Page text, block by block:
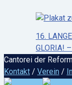
16.
GLORIA!
Cantorei der
Kontakt / Verein /